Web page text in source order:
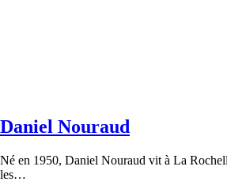
Daniel Nouraud
Né en 1950, Daniel Nouraud vit à La
les…